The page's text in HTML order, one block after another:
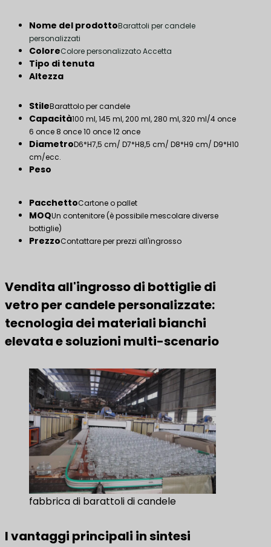
Nome del prodottoBarattoli per candele
personalizzati
ColoreColore personalizzato Accetta
Tipo di tenuta
Altezza
StileBarattolo per candele
Capacità100 ml, 145 ml, 200 ml, 280 ml, 320 ml/4 once
6 once 8 once 10 once 12 once
DiametroD6*H7,5 cm/ D7*H8,5 cm/ D8*H9 cm/ D9*H10
cm/ecc.
Peso
PacchettoCartone o pallet
MOQUn contenitore (è possibile mescolare diverse
bottiglie)
PrezzoContattare per prezzi all'ingrosso
Vendita all'ingrosso di bottiglie di
vetro per candele personalizzate:
tecnologia dei materiali bianchi
elevata e soluzioni multi-scenario
fabbrica di barattoli di candele
I vantaggi principali in sintesi